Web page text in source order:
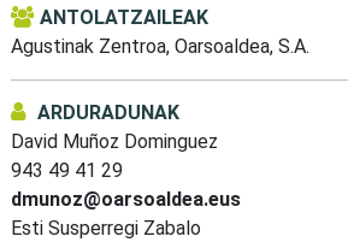
ANTOLATZAILEAK
Agustinak Zentroa,Oarsoaldea, S.A.
ARDURADUNAK
David Muñoz Dominguez
943 49 41 29
dmunoz@oarsoaldea.eus
Esti Susperregi Zabalo